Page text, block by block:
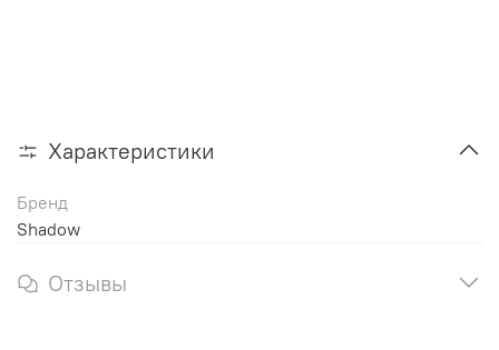
Характеристики
Бренд
Shadow
Отзывы